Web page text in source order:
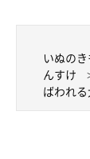
いぬの
んすけ
ばわれ